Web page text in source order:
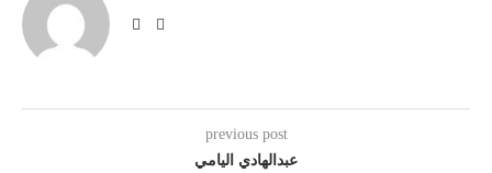
previous post
عبدالهادي اليامي